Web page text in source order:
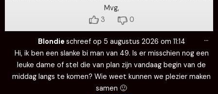
Mvg,
3
0
Blondie schreef op 5 augustus 2026 om 11:14
Hi, ik ben een slanke bi man van 49. Is er misschien nog een
leuke dame of stel die van plan zijn vandaag begin van de
middag langs te komen? Wie weet kunnen we plezier maken
samen 🙂
…